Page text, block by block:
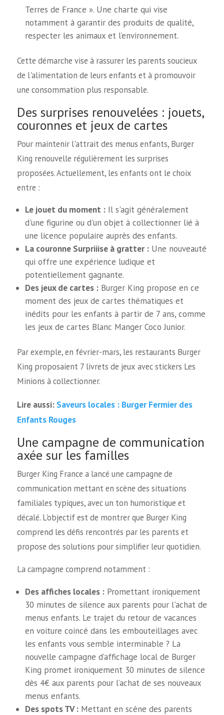
Terres de France ». Une charte qui vise
notamment à garantir des produits de qualité,
respecter les animaux et l’environnement.
Cette démarche vise à rassurer les parents soucieux
de l'alimentation de leurs enfants et à promouvoir
une consommation plus responsable.
Des surprises renouvelées : jouets,
couronnes et jeux de cartes
Pour maintenir l'attrait des menus enfants, Burger
King renouvelle régulièrement les surprises
proposées. Actuellement, les enfants ont le choix
entre :
Le jouet du moment : Il s'agit généralement
d'une figurine ou d'un objet à collectionner lié à
une licence populaire auprès des enfants.
La couronne Surpriiise à gratter : Une nouveauté
qui offre une expérience ludique et
potentiellement gagnante.
Des jeux de cartes : Burger King propose en ce
moment des jeux de cartes thématiques et
inédits pour les enfants à partir de 7 ans, comme
les jeux de cartes Blanc Manger Coco Junior.
Par exemple, en février-mars, les restaurants Burger
King proposaient 7 livrets de jeux avec stickers Les
Minions à collectionner.
Lire aussi: Saveurs locales : Burger Fermier des
Enfants Rouges
Une campagne de communication
axée sur les familles
Burger King France a lancé une campagne de
communication mettant en scène des situations
familiales typiques, avec un ton humoristique et
décalé. L'objectif est de montrer que Burger King
comprend les défis rencontrés par les parents et
propose des solutions pour simplifier leur quotidien.
La campagne comprend notamment :
Des affiches locales : Promettant ironiquement
30 minutes de silence aux parents pour l'achat de
menus enfants. Le trajet du retour de vacances
en voiture coincé dans les embouteillages avec
les enfants vous semble interminable ? La
nouvelle campagne d’affichage local de Burger
King promet ironiquement 30 minutes de silence
dès 4€ aux parents pour l’achat de ses nouveaux
menus enfants.
Des spots TV : Mettant en scène des parents